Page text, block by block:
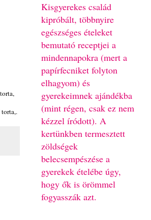
torta,.
Kisgyerekes család
kipróbált, többnyire
egészséges ételeket
bemutató receptjei a
mindennapokra (mert a
papírfecniket folyton
elhagyom) és
gyerekeimnek ajándékba
(mint régen, csak ez nem
kézzel íródott). A
kertünkben termesztett
zöldségek
belecsempészése a
gyerekek ételébe úgy,
hogy ők is örömmel
fogyasszák azt.